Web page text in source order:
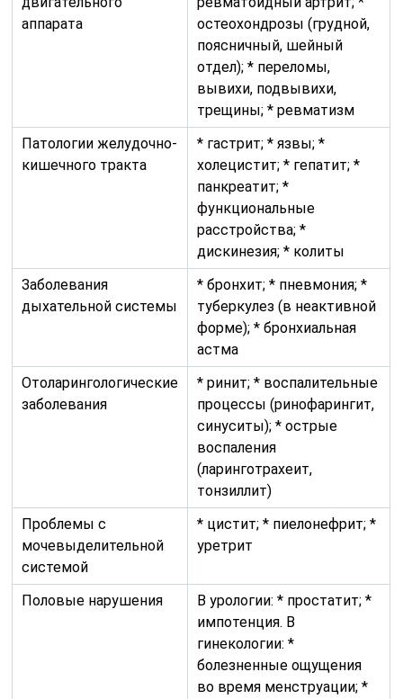
аппарата
остеохондрозы (грудной,
поясничный, шейный
отдел); * переломы,
вывихи, подвывихи,
трещины; * ревматизм
Патологии желудочно-
кишечного тракта
* гастрит; * язвы; *
холецистит; * гепатит; *
панкреатит; *
функциональные
расстройства; *
дискинезия; * колиты
Заболевания
дыхательной системы
* бронхит; * пневмония; *
туберкулез (в неактивной
форме); * бронхиальная
астма
Отоларингологические
заболевания
* ринит; * воспалительные
процессы (ринофарингит,
синуситы); * острые
воспаления
(ларинготрахеит,
тонзиллит)
Проблемы с
мочевыделительной
системой
* цистит; * пиелонефрит; *
уретрит
Половые нарушения
В урологии: * простатит; *
импотенция. В
гинекологии: *
болезненные ощущения
во время менструации; *